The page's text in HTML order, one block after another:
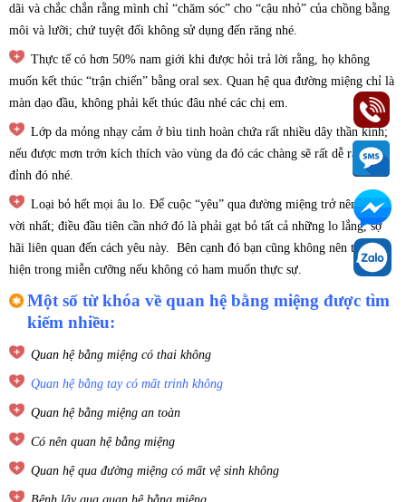
dãi và chắc chắn rằng mình chỉ “chăm sóc” cho “cậu nhỏ” của chồng bằng
môi và lưỡi; chứ tuyệt đối không sử dụng đến răng nhé.
Thực tế có hơn 50% nam giới khi được hỏi trả lời rằng, họ không
muốn kết thúc “trận chiến” bằng oral sex. Quan hệ qua đường miệng chỉ là
màn dạo đầu, không phải kết thúc đâu nhé các chị em.
Lớp da mỏng nhạy cảm ở bìu tinh hoàn chứa rất nhiều dây thần kinh;
nếu được mơn trớn kích thích vào vùng da đó các chàng sẽ rất dễ ràng lên
đỉnh đó nhé.
Loại bỏ hết mọi âu lo. Để cuộc “yêu” qua đường miệng trở nên tuyệt
vời nhất; điều đầu tiên cần nhớ đó là phải gạt bỏ tất cả những lo lắng, sợ
hãi liên quan đến cách yêu này. Bên cạnh đó bạn cũng không nên thực
hiện trong miễn cưỡng nếu không có ham muốn thực sự.
Một số từ khóa về quan hệ bằng miệng được tìm
kiếm nhiều:
Quan hệ bằng miệng có thai không
Quan hệ bằng tay có mất trinh không
Quan hệ bằng miệng an toàn
Có nên quan hệ bằng miệng
Quan hệ qua đường miệng có mất vệ sinh không